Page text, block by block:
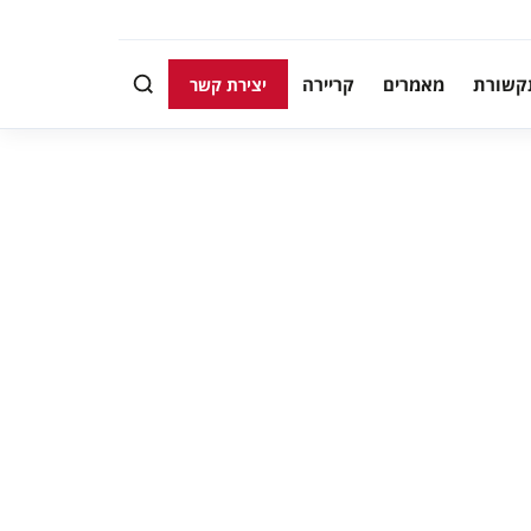
מאמרים קריירה יצירת קשר